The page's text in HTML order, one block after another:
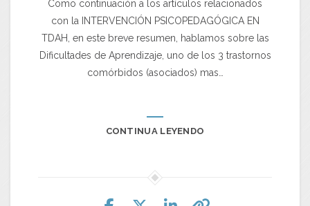
Como continuación a los artículos relacionados
con la INTERVENCIÓN PSICOPEDAGÓGICA EN
TDAH, en este breve resumen, hablamos sobre las
Dificultades de Aprendizaje, uno de los 3 trastornos
comórbidos (asociados) mas…
CONTINUA LEYENDO